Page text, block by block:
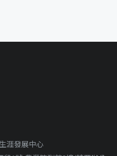
涯發展中心